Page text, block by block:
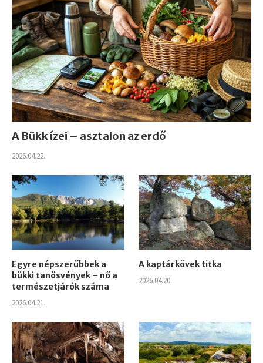
A Bükk ízei – asztalon az erdő
2026.04.22.
Egyre népszerűbbek a
bükki tanösvények – nő a
természetjárók száma
2026.04.21.
A kaptárkövek titka
2026.04.20.